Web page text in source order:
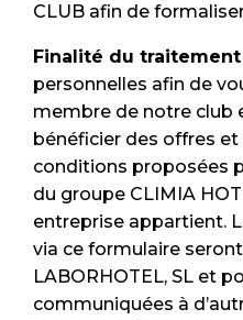
CLUB afin de
Finalité du traitement
personnelles afin de
membre de notre club
bénéficier des offres
conditions proposées
du groupe CLIMIA
entreprise appartient.
via ce formulaire
LABORHOTEL, SL et
communiquées à